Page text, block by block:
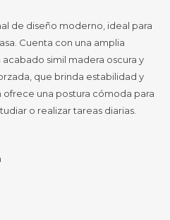
de diseño moderno, ideal para
Cuenta con una amplia
simil madera oscura y
que brinda estabilidad y
ofrece una postura cómoda para
o realizar tareas diarias.